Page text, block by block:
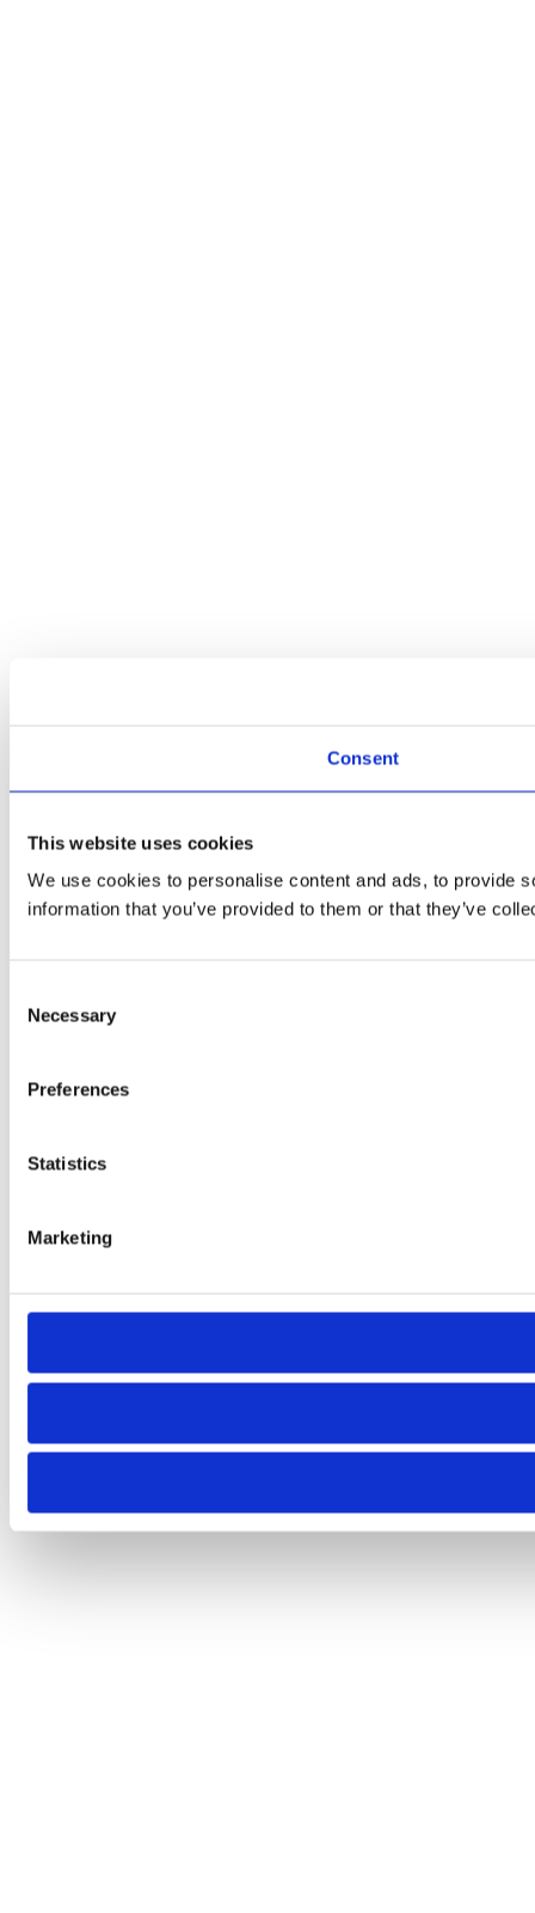
Consent
This website uses cookies
We use cookies to personalise content and ads, to provide
information that you’ve provided to them or that they’ve
Selection
Necessary
Preferences
Statistics
Marketing